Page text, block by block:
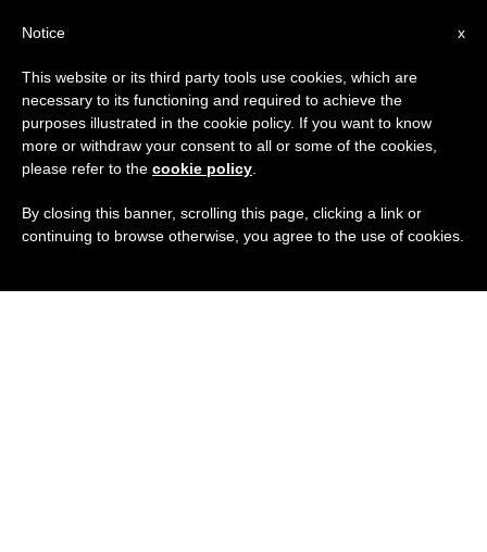
x
Notice
This website or its third party tools use cookies, which are
necessary to its functioning and required to achieve the
purposes illustrated in the cookie policy. If you want to know
more or withdraw your consent to all or some of the cookies,
please refer to the cookie policy
By closing this banner, scrolling this page, clicking a link or
continuing to browse otherwise, you agree to the use of cookies.